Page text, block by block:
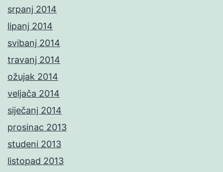
srpanj 2014
lipanj 2014
svibanj 2014
travanj 2014
ožujak 2014
veljača 2014
siječanj 2014
prosinac 2013
studeni 2013
listopad 2013